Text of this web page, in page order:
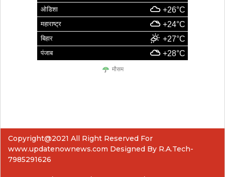
ओडिशा +26°C
महाराष्ट्र +24°C
बिहार +27°C
पंजाब +28°C
मौसम
Copyright@2021 All Right Reserved For
www.updatenownews.com Designed By R.A.Tech-
7985291626